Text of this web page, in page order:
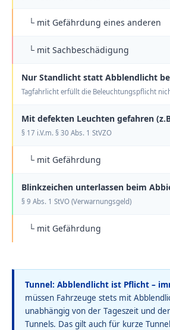
└ mit Gefährdung eines anderen
└ mit Sachbeschädigung
Nur Standlicht statt Abblendlicht
Tagfahrlicht erfüllt die Beleuchtungspflicht
Mit defekten Leuchten gefahren
§ 17 i.V.m. § 30 Abs. 1 StVZO
└ mit Gefährdung
Blinkzeichen unterlassen beim
§ 9 Abs. 1 StVO (Verwarnungsgeld)
└ mit Gefährdung
Tunnel: Abblendlicht ist Pflicht –
müssen Fahrzeuge stets mit
unabhängig von der Tageszeit und
Tunnels. Das gilt auch für kurze